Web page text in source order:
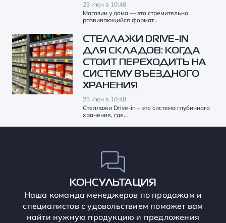
23 Июн в 10:48
Магазин у дома — это стремительно
развивающийся формат…
СТЕЛЛАЖИ DRIVE-IN
ДЛЯ СКЛАДОВ: КОГДА
СТОИТ ПЕРЕХОДИТЬ НА
СИСТЕМУ ВЪЕЗДНОГО
ХРАНЕНИЯ
23 Июн в 10:48
Стеллажи Drive-in – это система глубинного
хранения, где…
КОНСУЛЬТАЦИЯ
Наша команда менеджеров по продажам и
специалистов с удовольствием поможет вам
найти нужную продукцию и предложения